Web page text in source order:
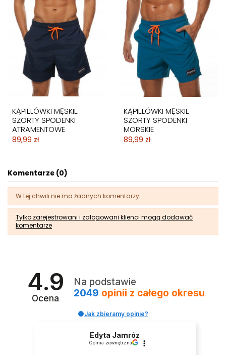
KĄPIELÓWKI MĘSKIE
SZORTY SPODENKI
ATRAMENTOWE
89,99 zł
KĄPIELÓWKI MĘSKIE
SZORTY SPODENKI
MORSKIE
89,99 zł
Komentarze (0)
W tej chwili nie ma żadnych komentarzy
Tylko zarejestrowani i zalogowani klienci mogą dodawać
komentarze
4.9
Ocena
Na podstawie
2049 opinii z całego okresu
Jak zbieramy opinie?
Edyta Jamróz
Opinia zewnętrzna